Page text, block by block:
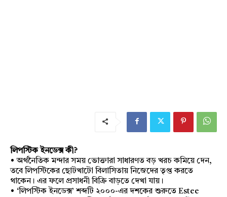
লিপস্টিক ইনডেক্স কী?
• অর্থনৈতিক মন্দার সময় ভোক্তারা সাধারণত বড় খরচ কমিয়ে দেন,
তবে লিপস্টিকের ছোটখাটো বিলাসিতায় নিজেদের তৃপ্ত করতে
থাকেন। এর ফলে প্রসাধনী বিক্রি বাড়তে দেখা যায়।
• ‘লিপস্টিক ইনডেক্স’ শব্দটি ২০০০-এর দশকের শুরুতে Estee